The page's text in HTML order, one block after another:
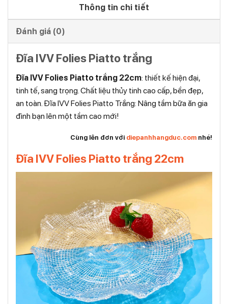
Thông tin chi tiết
Đánh giá (0)
Đĩa IVV Folies Piatto trắng
Đĩa IVV Folies Piatto trắng 22cm: thiết kế hiện đại,
tinh tế, sang trọng. Chất liệu thủy tinh cao cấp, bền đẹp,
an toàn. Đĩa IVV Folies Piatto Trắng: Nâng tầm bữa ăn gia
đình bạn lên một tầm cao mới!
Cùng lên đơn với diepanhhangduc.com nhé!
Đĩa IVV Folies Piatto trắng 22cm